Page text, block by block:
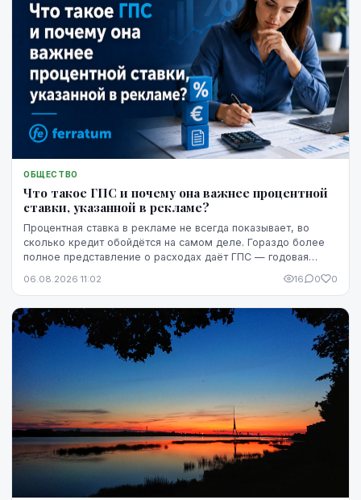
ОБЩЕСТВО
Что такое ГПС и почему она важнее процентной
ставки, указанной в рекламе?
Процентная ставка в рекламе не всегда показывает, во
сколько кредит обойдётся на самом деле. Гораздо более
полное представление о расходах даёт ГПС — годовая
06.08.2026 11:02 16 0 0